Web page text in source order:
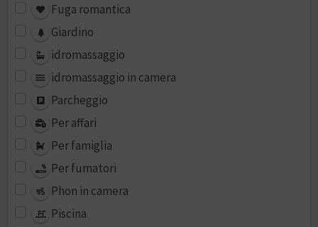
Fuga romantica
Giardino
idromassaggio
idromassaggio in camera
Parcheggio
Per affari
Per famiglia
Per fumatori
Phon in camera
Piscina